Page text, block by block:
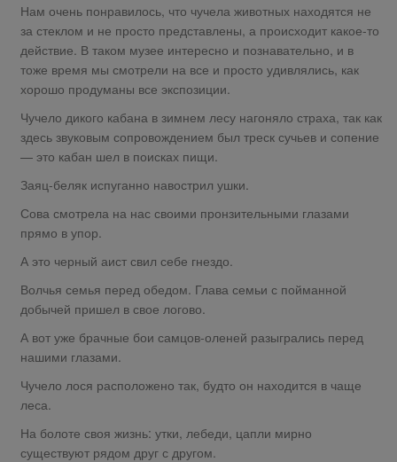
Нам очень понравилось, что чучела животных находятся не
за стеклом и не просто представлены, а происходит какое-то
действие. В таком музее интересно и познавательно, и в
тоже время мы смотрели на все и просто удивлялись, как
хорошо продуманы все экспозиции.
Чучело дикого кабана в зимнем лесу нагоняло страха, так как
здесь звуковым сопровождением был треск сучьев и сопение
— это кабан шел в поисках пищи.
Заяц-беляк испуганно навострил ушки.
Сова смотрела на нас своими пронзительными глазами
прямо в упор.
А это черный аист свил себе гнездо.
Волчья семья перед обедом. Глава семьи с пойманной
добычей пришел в свое логово.
А вот уже брачные бои самцов-оленей разыгрались перед
нашими глазами.
Чучело лося расположено так, будто он находится в чаще
леса.
На болоте своя жизнь: утки, лебеди, цапли мирно
существуют рядом друг с другом.